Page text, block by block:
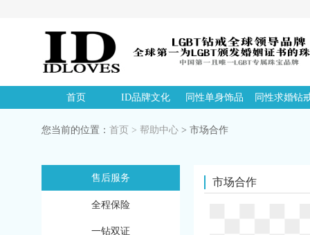
首页 ID品牌文化 同性单身饰品 同性求婚钻
您当前的位置： 首页 > 帮助中心 > 市场合作
售后服务
全程保险
一钻双证
市场合作